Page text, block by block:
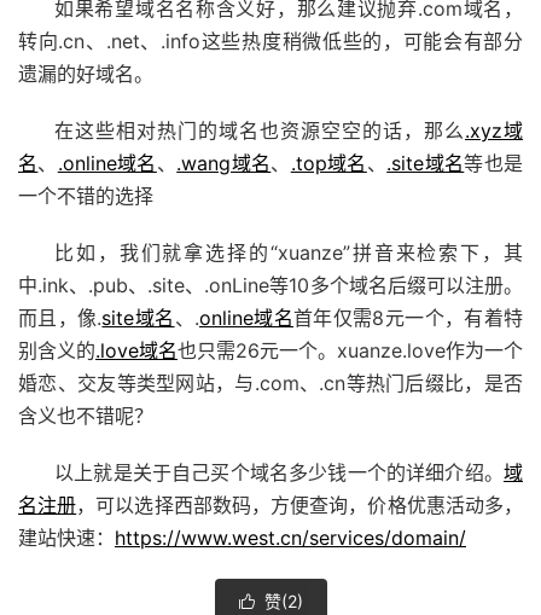
如果希望域名名称含义好，那么建议抛弃.com域名，
转向.cn、.net、.info这些热度稍微低些的，可能会有部分
遗漏的好域名。
在这些相对热门的域名也资源空空的话，那么 .xyz域
名、 .online域名 、 .wang域名、 .top域名 、 .site域名等也是
一个不错的选择
比如，我们就拿选择的“xuanze”拼音来检索下，其
中.ink、.pub、.site、.onLine等10多个域名后缀可以注册。
而且，像.site域名 、.online域名首年仅需8元一个，有着特
别含义的.love域名也只需26元一个。xuanze.love作为一个
婚恋、交友等类型网站，与.com、.cn等热门后缀比，是否
含义也不错呢？
以上就是关于自己买个域名多少钱一个的详细介绍。 域
名注册，可以选择西部数码，方便查询，价格优惠活动多，
建站快速： https://www.west.cn/services/domain/
 赞(2)